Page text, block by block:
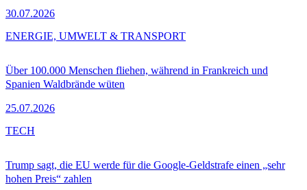
30.07.2026
Über 100.000 Menschen fliehen, während in Frankreich und
Spanien Waldbrände wüten
25.07.2026
ENERGIE, UMWELT & TRANSPORT
Trump sagt, die EU werde für die Google-Geldstrafe einen „sehr
hohen Preis“ zahlen
TECH